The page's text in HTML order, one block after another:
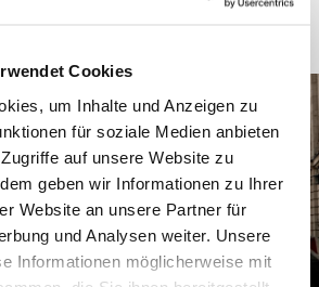
Cookies
um Inhalte und Anzeigen zu
für soziale Medien anbieten
auf unsere Website zu
geben wir Informationen zu Ihrer
Website an unsere Partner für
und Analysen weiter. Unsere
Informationen möglicherweise mit